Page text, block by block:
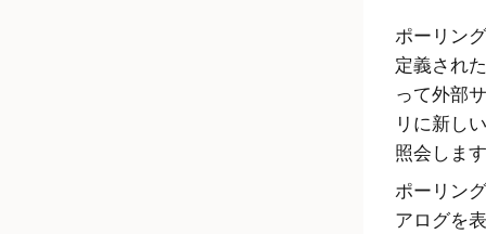
ポーリン
定義され
って外部
リに新し
照会しま
ポーリン
アログを